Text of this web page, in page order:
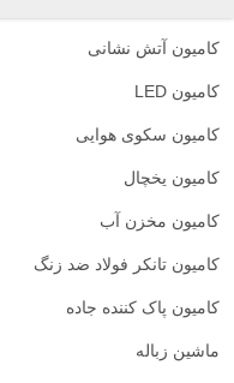
کامیون آتش نشانی
کامیون LED
کامیون سکوی هوایی
کامیون یخچال
کامیون مخزن آب
کامیون تانکر فولاد ضد زنگ
کامیون پاک کننده جاده
ماشين زباله